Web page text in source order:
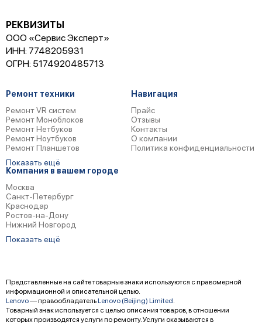
РЕКВИЗИТЫ
ООО «Сервис Эксперт»
ИНН: 7748205931
ОГРН: 5174920485713
Ремонт техники
Ремонт VR систем
Ремонт Моноблоков
Ремонт Нетбуков
Ремонт Ноутбуков
Ремонт Планшетов
Показать ещё
Компания в вашем городе
Москва
Санкт-Петербург
Краснодар
Ростов-на-Дону
Нижний Новгород
Показать ещё
Навигация
Прайс
Отзывы
Контакты
О компании
Политика конфиденциальности
Представленные на сайте товарные знаки используются с правомерной
информационной и описательной целью.
Lenovo— правообладательLenovo (Beijing) Limited.
Товарный знак используется с целью описания товаров, в отношении
которых производятся услуги по ремонту. Услуги оказываются в